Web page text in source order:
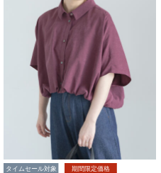
タイムセール対象 期間限定価格